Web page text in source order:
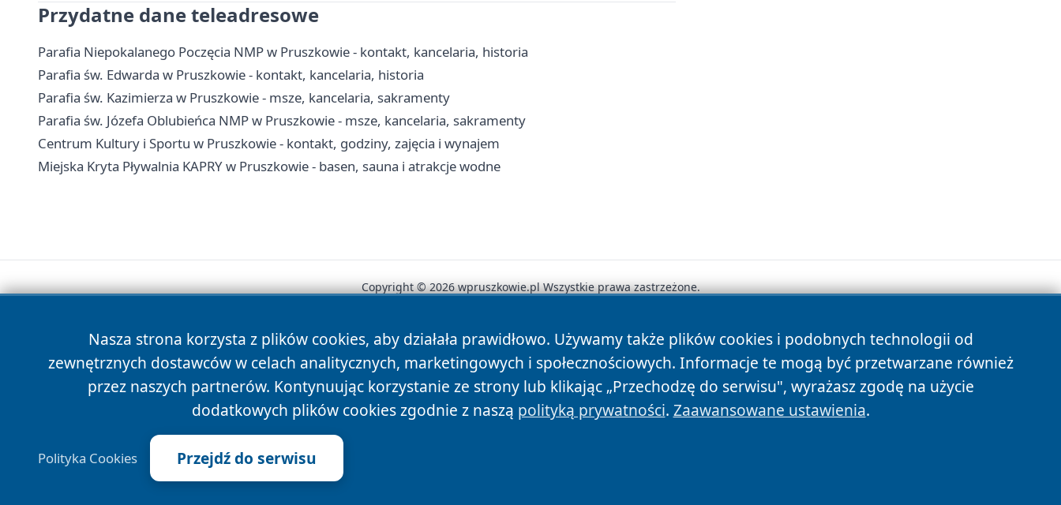
Przydatne dane teleadresowe
Parafia Niepokalanego Poczęcia NMP w Pruszkowie - kontakt, kancelaria, historia
Parafia św. Edwarda w Pruszkowie - kontakt, kancelaria, historia
Parafia św. Kazimierza w Pruszkowie - msze, kancelaria, sakramenty
Parafia św. Józefa Oblubieńca NMP w Pruszkowie - msze, kancelaria, sakramenty
Centrum Kultury i Sportu w Pruszkowie - kontakt, godziny, zajęcia i wynajem
Miejska Kryta Pływalnia KAPRY w Pruszkowie - basen, sauna i atrakcje wodne
Nasza strona korzysta z plików cookies, aby działała prawidłowo. Używamy także plików cookies i podobnych technologii od
zewnętrznych dostawców w celach analitycznych, marketingowych i społecznościowych. Informacje te mogą być przetwarzane również
przez naszych partnerów. Kontynuując korzystanie ze strony lub klikając „Przechodzę do serwisu", wyrażasz zgodę na użycie
dodatkowych plików cookies zgodnie z naszą polityką prywatności. Zaawansowane ustawienia.
Polityka Cookies Przejdź do serwisu
Copyright © 2026 wpruszkowie.pl Wszystkie prawa zastrzeżone.
News Autorzy Polityka Prywatności Polityka Cookies